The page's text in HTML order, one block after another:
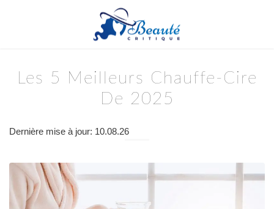
Les 5 Meilleurs Chauffe-Cire
De 2025
Dernière mise à jour: 10.08.26